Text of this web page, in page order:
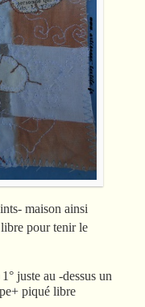
maison ainsi
pour tenir le
juste au -dessus un
piqué libre